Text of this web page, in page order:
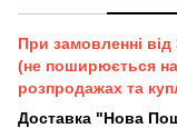
При замовленні
(не поширюється
розпродажах та
Доставка "Нова